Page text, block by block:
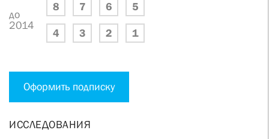
до
2014
8 7 6 5
4 3 2 1
Оформить подписку
ИССЛЕДОВАНИЯ